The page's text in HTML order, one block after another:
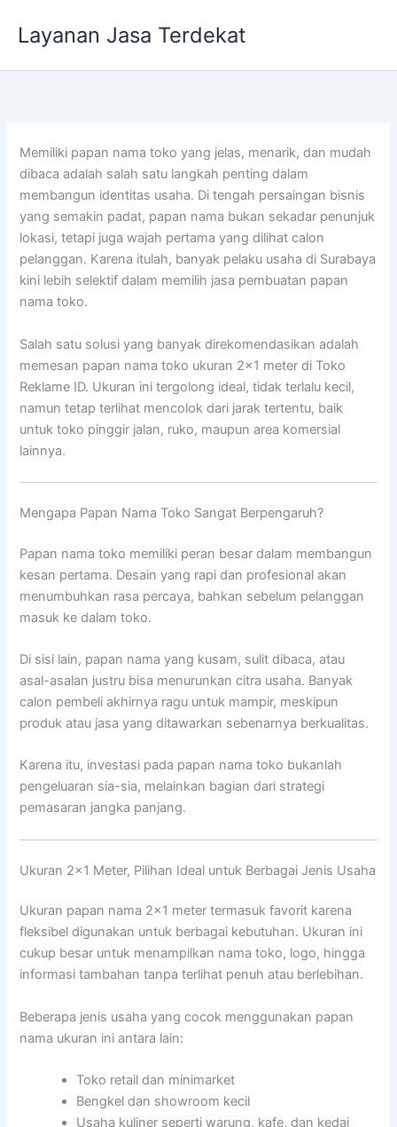
Layanan Jasa Terdekat
Memiliki papan nama toko yang jelas, menarik, dan mudah
dibaca adalah salah satu langkah penting dalam
membangun identitas usaha. Di tengah persaingan bisnis
yang semakin padat, papan nama bukan sekadar penunjuk
lokasi, tetapi juga wajah pertama yang dilihat calon
pelanggan. Karena itulah, banyak pelaku usaha di Surabaya
kini lebih selektif dalam memilih jasa pembuatan papan
nama toko.
Salah satu solusi yang banyak direkomendasikan adalah
memesan papan nama toko ukuran 2×1 meter di Toko
Reklame ID. Ukuran ini tergolong ideal, tidak terlalu kecil,
namun tetap terlihat mencolok dari jarak tertentu, baik
untuk toko pinggir jalan, ruko, maupun area komersial
lainnya.
Mengapa Papan Nama Toko Sangat Berpengaruh?
Papan nama toko memiliki peran besar dalam membangun
kesan pertama. Desain yang rapi dan profesional akan
menumbuhkan rasa percaya, bahkan sebelum pelanggan
masuk ke dalam toko.
Di sisi lain, papan nama yang kusam, sulit dibaca, atau
asal-asalan justru bisa menurunkan citra usaha. Banyak
calon pembeli akhirnya ragu untuk mampir, meskipun
produk atau jasa yang ditawarkan sebenarnya berkualitas.
Karena itu, investasi pada papan nama toko bukanlah
pengeluaran sia-sia, melainkan bagian dari strategi
pemasaran jangka panjang.
Ukuran 2×1 Meter, Pilihan Ideal untuk Berbagai Jenis Usaha
Ukuran papan nama 2×1 meter termasuk favorit karena
fleksibel digunakan untuk berbagai kebutuhan. Ukuran ini
cukup besar untuk menampilkan nama toko, logo, hingga
informasi tambahan tanpa terlihat penuh atau berlebihan.
Beberapa jenis usaha yang cocok menggunakan papan
nama ukuran ini antara lain:
Toko retail dan minimarket
Bengkel dan showroom kecil
Usaha kuliner seperti warung, kafe, dan kedai